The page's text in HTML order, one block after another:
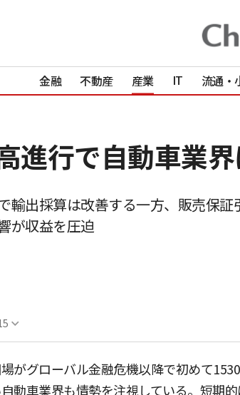
金融 不動産 産業 IT 流通・
進行で自動車業
輸出採算は改善する一方、販売保
が収益を圧迫
がグローバル金融危機以降で初めて
動車業界も情勢を注視している。短期